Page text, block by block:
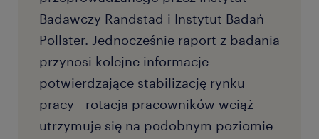
Badawczy Randstad i Instytut Badań
Pollster. Jednocześnie raport z badania
przynosi kolejne informacje
potwierdzające stabilizację rynku
pracy - rotacja pracowników wciąż
utrzymuje się na podobnym poziomie